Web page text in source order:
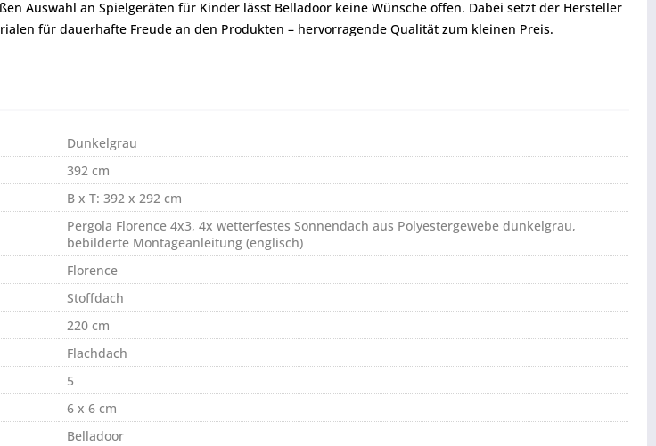
Auswahl an Spielgeräten für Kinder lässt Belladoor keine Wünsche offen. Dabei setzt der Hersteller
für dauerhafte Freude an den Produkten – hervorragende Qualität zum kleinen Preis.
Dunkelgrau
392 cm
B x T: 392 x 292 cm
Pergola Florence 4x3, 4x wetterfestes Sonnendach aus Polyestergewebe dunkelgrau,
bebilderte Montageanleitung (englisch)
Florence
Stoffdach
220 cm
Flachdach
5
6 x 6 cm
Belladoor